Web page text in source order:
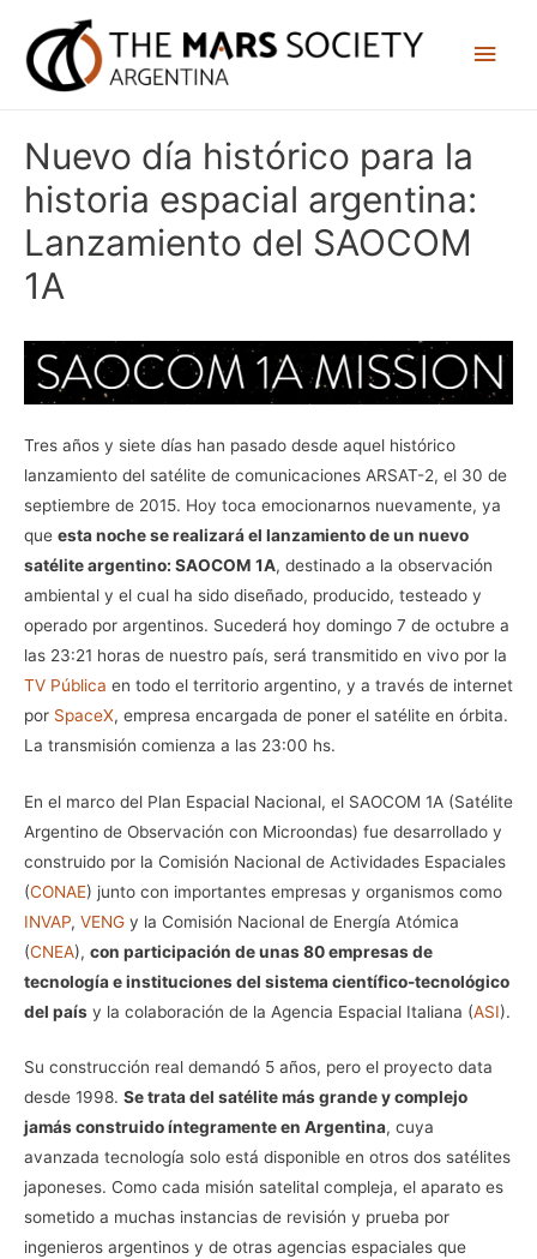
Nuevo día histórico para la
historia espacial argentina:
Lanzamiento del SAOCOM
1A
Tres años y siete días han pasado desde aquel histórico
lanzamiento del satélite de comunicaciones ARSAT-2, el 30 de
septiembre de 2015. Hoy toca emocionarnos nuevamente, ya
que esta noche se realizará el lanzamiento de un nuevo
satélite argentino: SAOCOM 1A, destinado a la observación
ambiental y el cual ha sido diseñado, producido, testeado y
operado por argentinos. Sucederá hoy domingo 7 de octubre a
las 23:21 horas de nuestro país, será transmitido en vivo por la
TV Pública en todo el territorio argentino, y a través de internet
por SpaceX, empresa encargada de poner el satélite en órbita.
La transmisión comienza a las 23:00 hs.
En el marco del Plan Espacial Nacional, el SAOCOM 1A (Satélite
Argentino de Observación con Microondas) fue desarrollado y
construido por la Comisión Nacional de Actividades Espaciales
(CONAE) junto con importantes empresas y organismos como
INVAP, VENG y la Comisión Nacional de Energía Atómica
(CNEA), con participación de unas 80 empresas de
tecnología e instituciones del sistema científico-tecnológico
del país y la colaboración de la Agencia Espacial Italiana (ASI).
Su construcción real demandó 5 años, pero el proyecto data
desde 1998. Se trata del satélite más grande y complejo
jamás construido íntegramente en Argentina, cuya
avanzada tecnología solo está disponible en otros dos satélites
japoneses. Como cada misión satelital compleja, el aparato es
sometido a muchas instancias de revisión y prueba por
ingenieros argentinos y de otras agencias espaciales que